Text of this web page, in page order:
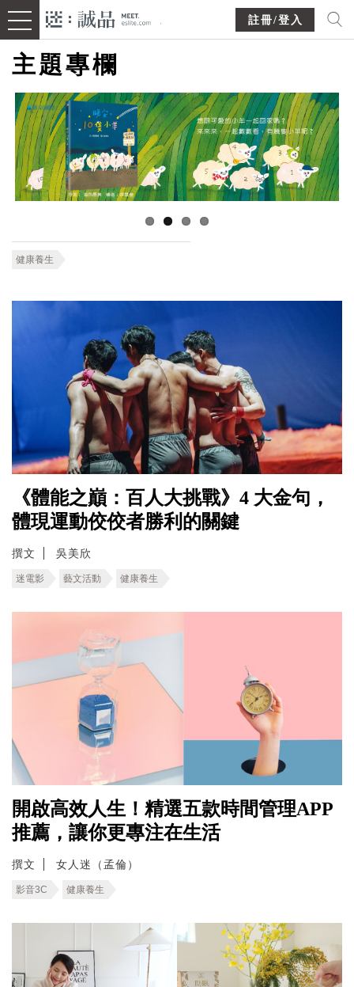
註冊/登入
主題專欄
健康養生
《體能之巔：百人大挑戰》4 大金句，
體現運動佼佼者勝利的關鍵
撰文 吳美欣
迷電影 藝文活動 健康養生
開啟高效人生！精選五款時間管理APP
推薦，讓你更專注在生活
撰文 女人迷（孟倫）
影音3C 健康養生